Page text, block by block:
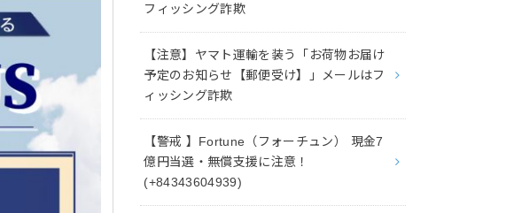
フィッシング詐欺
【注意】ヤマト運輸を装う「お荷物お届け
予定のお知らせ【郵便受け】」メールはフ
ィッシング詐欺
【警戒 】Fortune（フォーチュン） 現金7
億円当選・無償支援に注意！
(+84343604939)